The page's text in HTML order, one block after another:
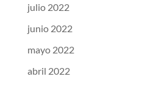
julio 2022
junio 2022
mayo 2022
abril 2022